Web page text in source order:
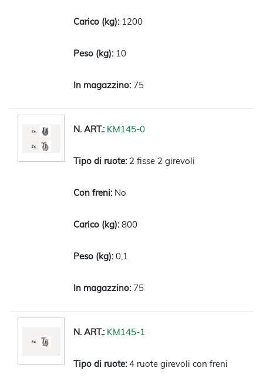
1200
10
75
KM145-0
2 fisse 2 girevoli
No
800
0,1
75
KM145-1
4 ruote girevoli con freni